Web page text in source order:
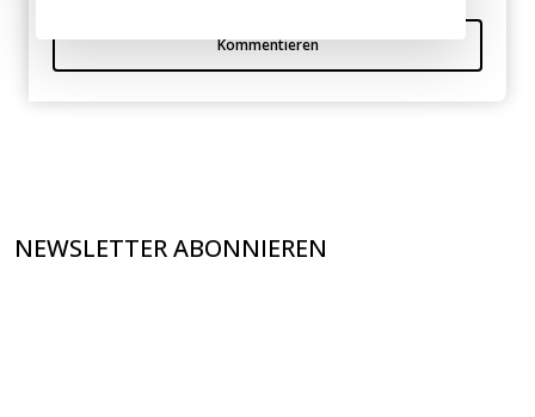
Kommentieren
NEWSLETTER ABONNIEREN